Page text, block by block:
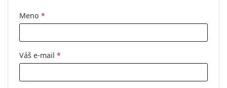
Meno *
Váš e-mail *